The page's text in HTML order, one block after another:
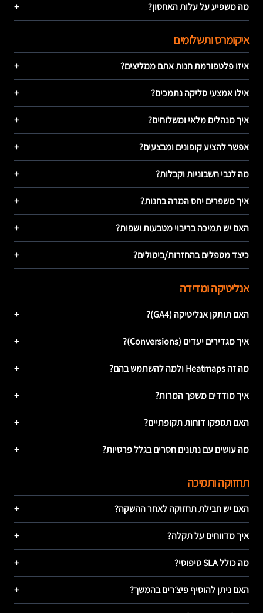
מה משפיע על עלות האחסון? +
איקומרס ותשלומים
איזו פלטפורמת חנות אתם ממליצים? +
אילו אמצעי סליקה נתמכים? +
איך מנהלים מלאי ומשלוחים? +
אפשר להציע קופונים ומבצעים? +
מה לגבי חשבוניות וקבלות? +
איך משפרים יחס המרה בחנות? +
האם יש תמיכה בריבוי מטבעות ושפות? +
כיצד מטפלים בהחזרות/ביטולים? +
אנליטיקה ומדידה
האם תותקן אנליטיקה (GA4)? +
איך מגדירים יעדים (Conversions)? +
מה זה Heatmaps ולמה להשתמש בהם? +
איך מודדים משפך המרות? +
האם תספקו דוחות תקופתיים? +
מה עושים עם נתונים חסרים בגלל פרטיות? +
תחזוקה ותמיכה
האם יש חבילת תחזוקה לאחר ההשקה? +
איך מדווחים על תקלה? +
מה כולל SLA טיפוסי? +
האם ניתן להוסיף פיצ׳רים בהמשך? +